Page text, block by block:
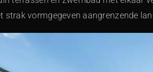
strak vormgegeven aangrenzende